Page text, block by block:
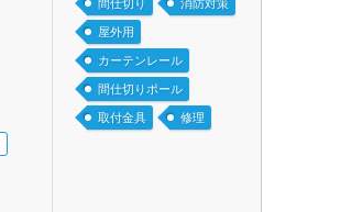
間仕切り 消防対策
屋外用
カーテンレール
間仕切りポール
取付金具 修理